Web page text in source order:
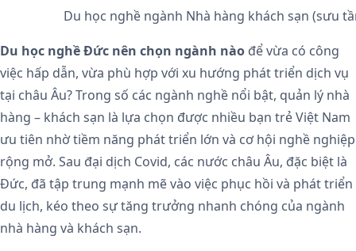
Du học nghề ngành Nhà hàng khách sạn (sưu
Du học nghề Đức nên chọn ngành nào để vừa có công
việc hấp dẫn, vừa phù hợp với xu hướng phát triển dịch vụ
tại châu Âu? Trong số các ngành nghề nổi bật, quản lý nhà
hàng – khách sạn là lựa chọn được nhiều bạn trẻ Việt Nam
ưu tiên nhờ tiềm năng phát triển lớn và cơ hội nghề nghiệp
rộng mở. Sau đại dịch Covid, các nước châu Âu, đặc biệt là
Đức, đã tập trung mạnh mẽ vào việc phục hồi và phát triển
du lịch, kéo theo sự tăng trưởng nhanh chóng của ngành
nhà hàng và khách sạn.